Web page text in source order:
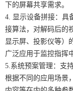
下的屏幕共享需求。
4. 显示设备拼接：具
接算法，对解码后的
显示屏、投影仪等）
广泛应用于监控指挥
5.系统预案管理：支
根据不同的应用场景